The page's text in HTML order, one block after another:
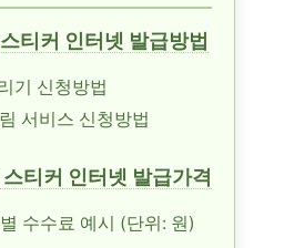
티커 인터넷 발급방법
기 신청방법
서비스 신청방법
티커 인터넷 발급가격
수수료 예시 (단위: 원)